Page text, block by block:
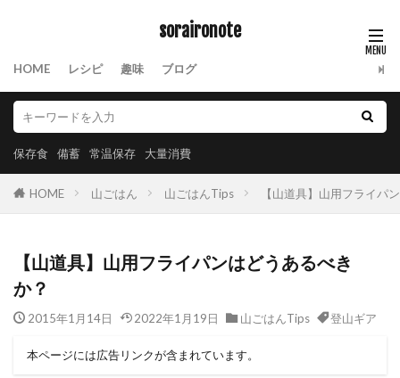
soraironote
HOME レシピ 趣味 ブログ
保存食 備蓄 常温保存 大量消費
HOME 山ごはん 山ごはんTips 【山道具】山用フライパ
【山道具】山用フライパンはどうあるべき
か？
2015年1月14日 2022年1月19日 山ごはんTips 登山ギア
本ページには広告リンクが含まれています。